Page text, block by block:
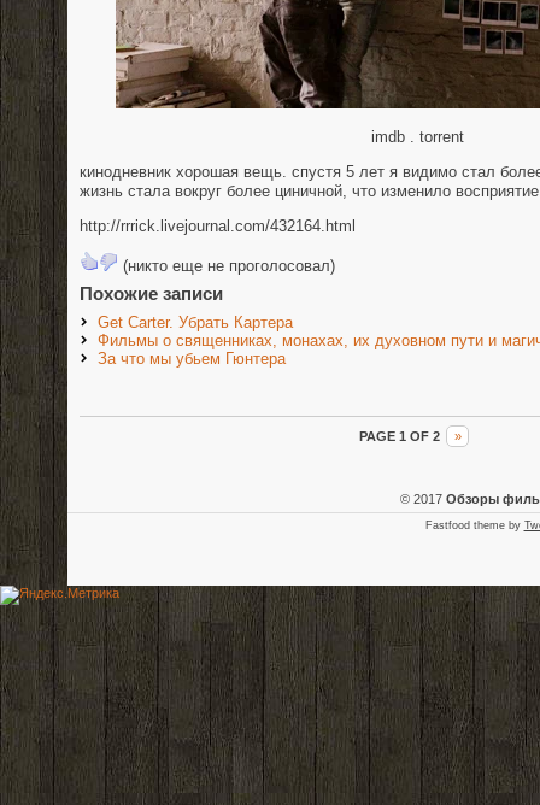
imdb . torrent
кинодневник хорошая вещь. спустя 5 лет я видимо стал
жизнь стала вокруг более циничной, что изменило
http://rrrick.livejournal.com/432164.html
(никто еще не проголосовал)
Похожие записи
Get Carter. Убрать Картера
Фильмы о священниках, монахах, их духовном пути и
За что мы убьем Гюнтера
PAGE 1 OF 2 »
© 2017 Обзоры
Fastfood theme by